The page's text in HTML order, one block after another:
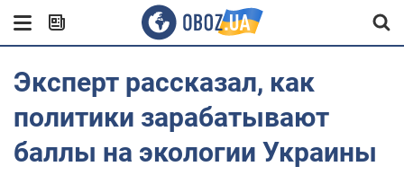
Эксперт рассказал, как
политики зарабатывают
баллы на экологии Украины